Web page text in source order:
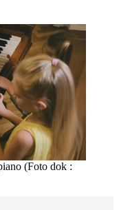
(Foto dok :